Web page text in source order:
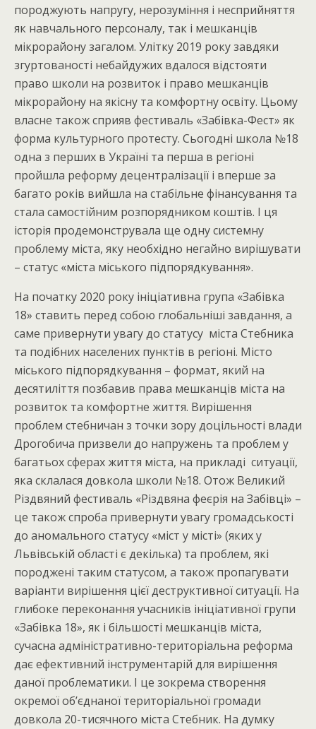
породжують напругу, нерозуміння і несприйняття
як навчального персоналу, так і мешканців
мікрорайону загалом. Улітку 2019 року завдяки
згуртованості небайдужих вдалося відстояти
право школи на розвиток і право мешканців
мікрорайону на якісну та комфортну освіту. Цьому
власне також сприяв фестиваль «Забівка-Фест» як
форма культурного протесту. Сьогодні школа №18
одна з перших в Україні та перша в регіоні
пройшла реформу децентралізації і вперше за
багато років вийшла на стабільне фінансування та
стала самостійним розпорядником коштів. І ця
історія продемонструвала ще одну системну
проблему міста, яку необхідно негайно вирішувати
– статус «міста міського підпорядкування».
На початку 2020 року ініціативна група «Забівка
18» ставить перед собою глобальніші завдання, а
саме привернути увагу до статусу міста Стебника
та подібних населених пунктів в регіоні. Місто
міського підпорядкування – формат, який на
десятиліття позбавив права мешканців міста на
розвиток та комфортне життя. Вирішення
проблем стебничан з точки зору доцільності влади
Дрогобича призвели до напружень та проблем у
багатьох сферах життя міста, на прикладі ситуації,
яка склалася довкола школи №18. Отож Великий
Різдвяний фестиваль «Різдвяна феєрія на Забівці» –
це також спроба привернути увагу громадськості
до аномального статусу «міст у місті» (яких у
Львівській області є декілька) та проблем, які
породжені таким статусом, а також пропагувати
варіанти вирішення цієї деструктивної ситуації. На
глибоке переконання учасників ініціативної групи
«Забівка 18», як і більшості мешканців міста,
сучасна адміністративно-територіальна реформа
дає ефективний інструментарій для вирішення
даної проблематики. І це зокрема створення
окремої об’єднаної територіальної громади
довкола 20-тисячного міста Стебник. На думку